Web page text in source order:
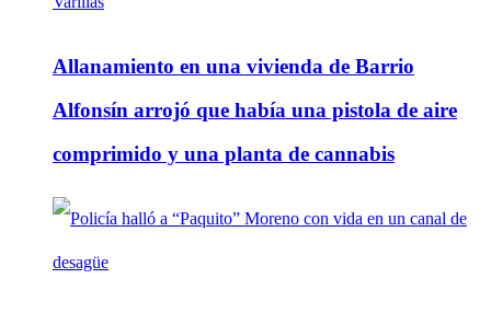
Allanamiento en una vivienda de Barrio
Alfonsín arrojó que había una pistola de aire
comprimido y una planta de cannabis